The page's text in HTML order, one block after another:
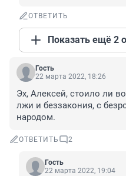
ОТВЕТИТЬ
Показать ещё 2
Гость
22 марта 2022, 18:26
Эх, Алексей, стоило ли
лжи и беззакония, с
народом.
ОТВЕТИТЬ 2
Гость
22 марта 2022, 19:04